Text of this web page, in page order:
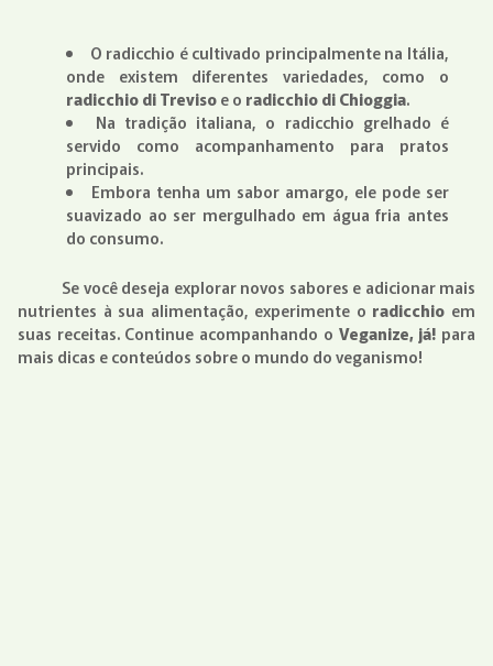
O radicchio é cultivado principalmente na Itália,
onde existem diferentes variedades, como o
radicchio di Trevisoe o radicchio di Chioggia.
Na tradição italiana, o radicchio grelhado é
servido como acompanhamento para pratos
principais.
Embora tenha um sabor amargo, ele pode ser
suavizado ao ser mergulhado em água fria antes
do consumo.
Se você deseja explorar novos sabores e adicionar mais
nutrientes à sua alimentação, experimente o radicchio em
suas receitas. Continue acompanhando o Veganize, já! para
mais dicas e conteúdos sobre o mundo do veganismo!